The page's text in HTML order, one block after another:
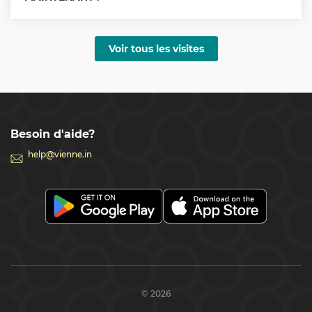
Voir tous les visites
Besoin d'aide?
help@vienne.in
© 2026